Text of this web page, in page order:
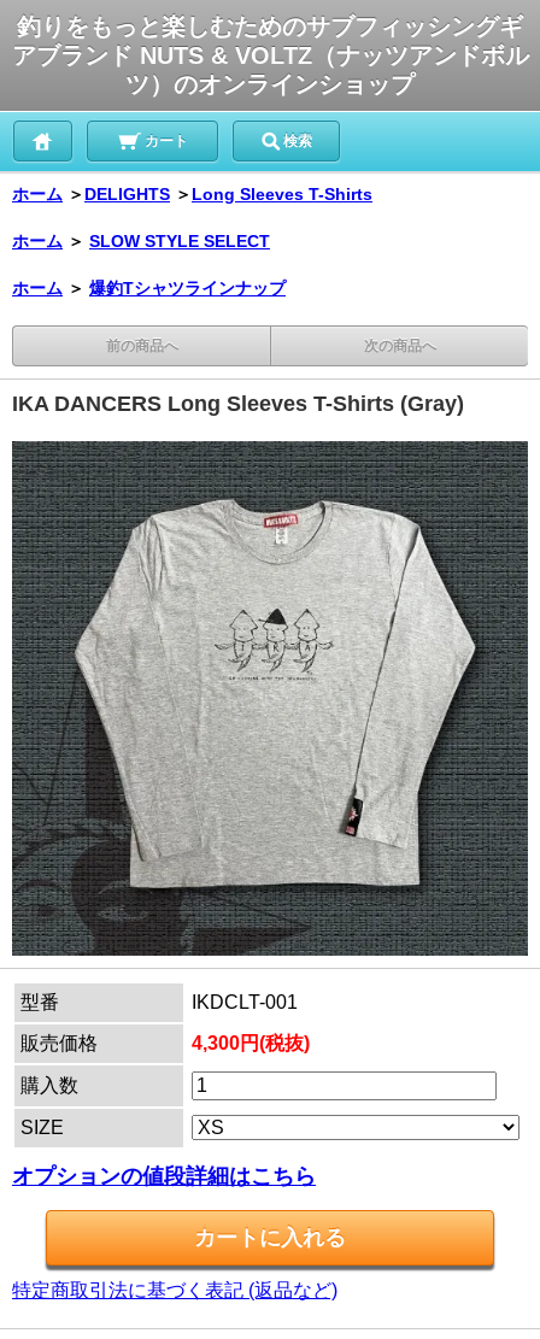
釣りをもっと楽しむためのサブフィッシングギ
アブランド NUTS & VOLTZ（ナッツアンドボル
ツ）のオンラインショップ
カート 検索
ホーム ＞ DELIGHTS ＞ Long Sleeves T-Shirts
ホーム ＞ SLOW STYLE SELECT
ホーム ＞ 爆釣Tシャツラインナップ
前の商品へ 次の商品へ
IKA DANCERS Long Sleeves T-Shirts (Gray)
型番
IKDCLT-001
販売価格
4,300円(税抜)
購入数
SIZE
オプションの値段詳細はこちら
特定商取引法に基づく表記 (返品など)